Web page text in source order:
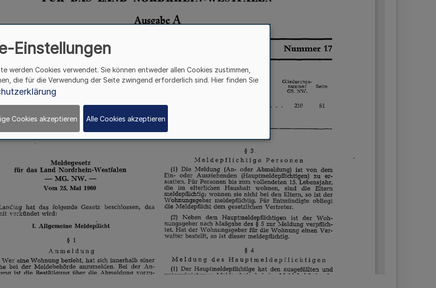
Einstellungen
werden Cookies verwendet. Sie können entweder allen Cookies zustimmen,
die für die Verwendung der Seite zwingend erforderlich sind. Hier finden Sie
Cookies akzeptieren Alle Cookies akzeptieren